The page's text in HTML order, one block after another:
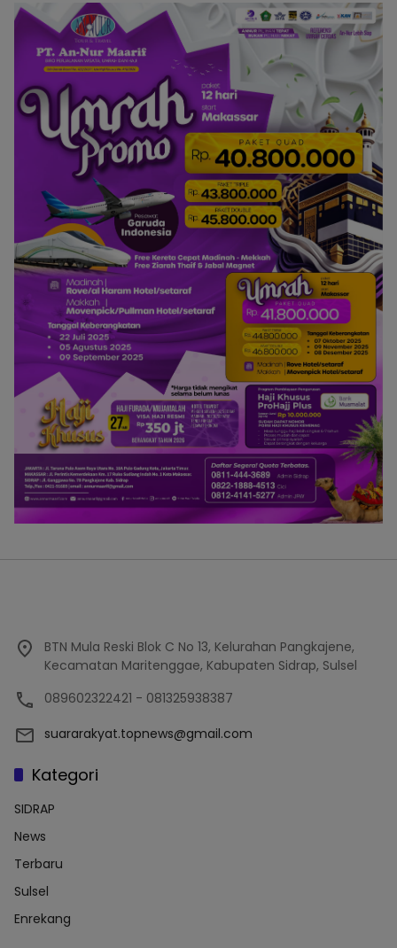
BTN Mula Reski Blok C No 13, Kelurahan Pangkajene,
Kecamatan Maritenggae, Kabupaten Sidrap, Sulsel
089602322421 - 081325938387
suararakyat.topnews@gmail.com
Kategori
SIDRAP
News
Terbaru
Sulsel
Enrekang